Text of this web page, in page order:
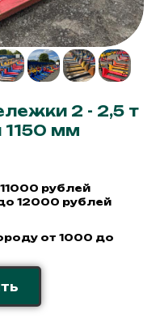
2 - 2,5 т
1150 мм
рублей
12000 рублей
от 1000 до